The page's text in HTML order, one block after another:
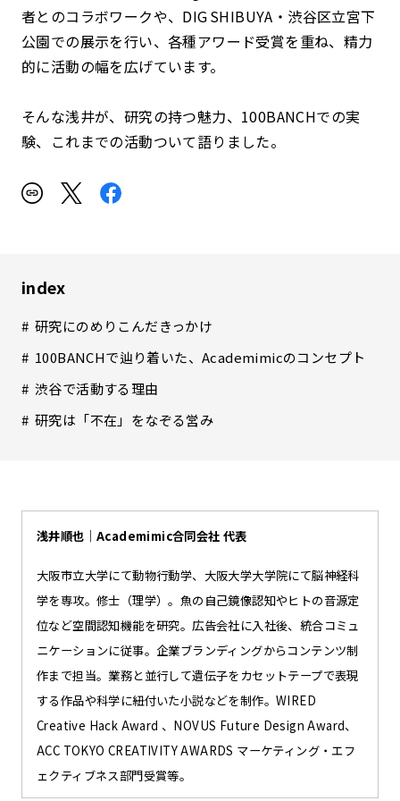
者とのコラボワークや、DIG SHIBUYA・渋谷区立宮下
公園での展示を行い、各種アワード受賞を重ね、精力
的に活動の幅を広げています。
そんな浅井が、研究の持つ魅力、100BANCHでの実
験、これまでの活動ついて語りました。
index
研究にのめりこんだきっかけ
100BANCHで辿り着いた、Academimicのコンセプト
渋谷で活動する理由
研究は「不在」をなぞる営み
浅井順也｜Academimic合同会社 代表
大阪市立大学にて動物行動学、大阪大学大学院にて脳神経科
学を専攻。修士（理学）。魚の自己鏡像認知やヒトの音源定
位など空間認知機能を研究。広告会社に入社後、統合コミュ
ニケーションに従事。企業ブランディングからコンテンツ制
作まで担当。業務と並行して遺伝子をカセットテープで表現
する作品や科学に紐付いた小説などを制作。WIRED
Creative Hack Award 、NOVUS Future Design Award、
ACC TOKYO CREATIVITY AWARDS マーケティング・エフ
ェクティブネス部門受賞等。